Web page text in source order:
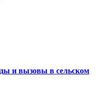
и вызовы в сельском